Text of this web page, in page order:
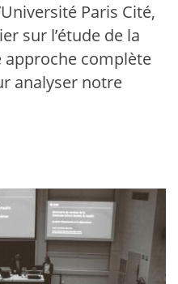
Paris Cité,
sur l’étude de la
approche complète
analyser notre